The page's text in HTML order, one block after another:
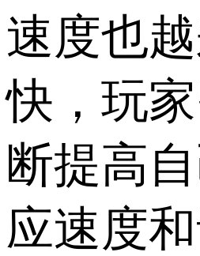
速度也
快，玩
断提高
应速度